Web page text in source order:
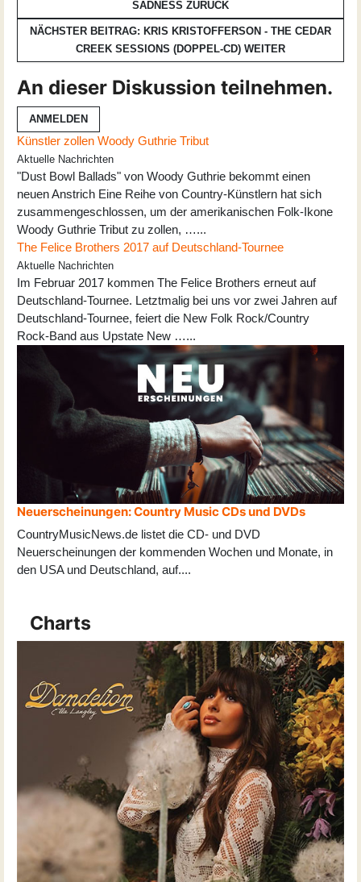
SADNESS ZURÜCK
NÄCHSTER BEITRAG: KRIS KRISTOFFERSON - THE CEDAR
CREEK SESSIONS (DOPPEL-CD) WEITER
An dieser Diskussion teilnehmen.
ANMELDEN
Künstler zollen Woody Guthrie Tribut
Aktuelle Nachrichten
"Dust Bowl Ballads" von Woody Guthrie bekommt einen
neuen Anstrich Eine Reihe von Country-Künstlern hat sich
zusammengeschlossen, um der amerikanischen Folk-Ikone
Woody Guthrie Tribut zu zollen, …...
The Felice Brothers 2017 auf Deutschland-Tournee
Aktuelle Nachrichten
Im Februar 2017 kommen The Felice Brothers erneut auf
Deutschland-Tournee. Letztmalig bei uns vor zwei Jahren auf
Deutschland-Tournee, feiert die New Folk Rock/Country
Rock-Band aus Upstate New …...
Neuerscheinungen: Country Music CDs und DVDs
CountryMusicNews.de listet die CD- und DVD
Neuerscheinungen der kommenden Wochen und Monate, in
den USA und Deutschland, auf....
Charts